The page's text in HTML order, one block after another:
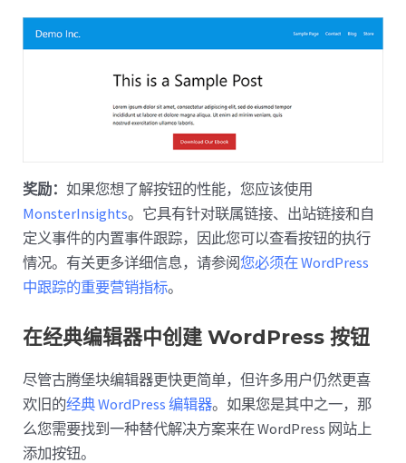
奖励：如果您想了解按钮的性能，您应该使用
MonsterInsights。它具有针对联属链接、出站链接和自
定义事件的内置事件跟踪，因此您可以查看按钮的执行
情况。有关更多详细信息，请参阅您必须在 WordPress
中跟踪的重要营销指标。
在经典编辑器中创建 WordPress 按钮
尽管古腾堡块编辑器更快更简单，但许多用户仍然更喜
欢旧的经典 WordPress 编辑器。如果您是其中之一，那
么您需要找到一种替代解决方案来在 WordPress 网站上
添加按钮。